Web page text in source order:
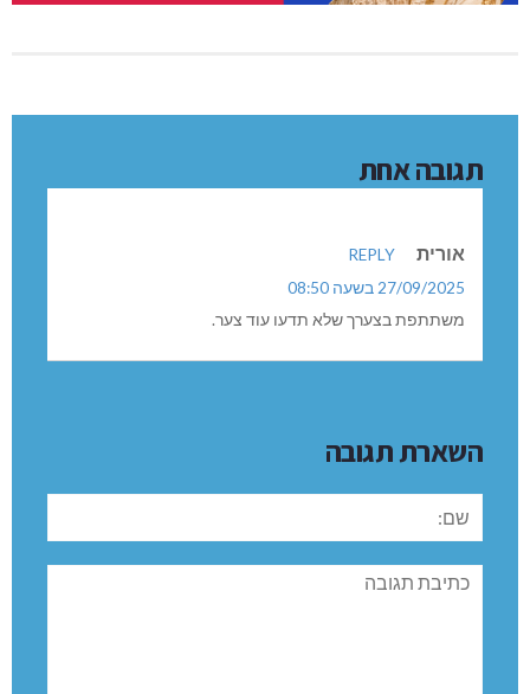
תגובה אחת
אורית
REPLY
27/09/2025 בשעה 08:50
משתתפת בצערך שלא תדעו עוד צער.
השארת תגובה
שם:
תגובה